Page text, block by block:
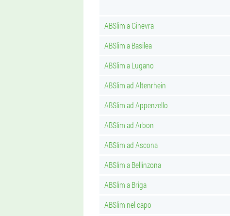
ABSlim a Ginevra
ABSlim a Basilea
ABSlim a Lugano
ABSlim ad Altenrhein
ABSlim ad Appenzello
ABSlim ad Arbon
ABSlim ad Ascona
ABSlim a Bellinzona
ABSlim a Briga
ABSlim nel capo